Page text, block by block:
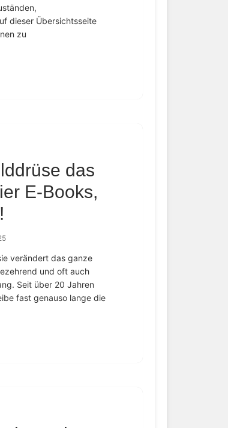
dieser Übersichtsseite
zu
das
E-Books,
verändert das ganze
und oft auch
Seit über 20 Jahren
fast genauso lange die